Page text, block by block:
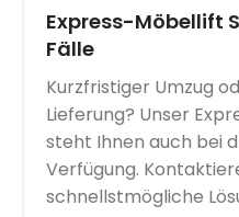
Express-Möbellift
Fälle
Kurzfristiger Umzug
Lieferung? Unser
steht Ihnen auch bei
Verfügung.
schnellstmögliche